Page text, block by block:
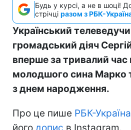
Будь у курсі, а не в шоці!
стрічці разом з РБК-
Український
громадський діяч
вперше за тривалий час
молодшого сина Марко
з днем народження.
Про це пише РБК-Україна
його допис в Instagram.